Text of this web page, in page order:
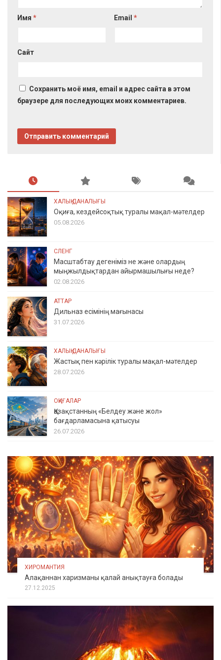
Имя * Email*
Сайт
Сохранить моё имя, email и адрес сайта в этом
браузере для последующих моих комментариев.
ХАЛЫҚ ДАНАЛЫҒЫ
Оқиға, кездейсоқтық туралы мақал-мәтелдер
05.08.2026
СЛЕНГ
Масштабтау дегеніміз не және олардың
мыңжылдықтардан айырмашылығы неде?
02.08.2026
АТТАР
Дильназ есімінің мағынасы
31.07.2026
ХАЛЫҚ ДАНАЛЫҒЫ
Жастық пен кәрілік туралы мақал-мәтелдер
28.07.2026
ОҚИҒАЛАР
Қазақстанның «Белдеу және жол»
бағдарламасына қатысуы
26.07.2026
ХИРОМАНТИЯ
Алақаннан харизманы қалай анықтауға болады
27.12.2025